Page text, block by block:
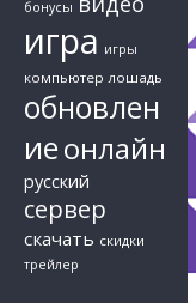
бонусы
игра игры
компьютер лошадь
обновлен
иеонлайн
русский
сервер
скачать скидки
трейлер